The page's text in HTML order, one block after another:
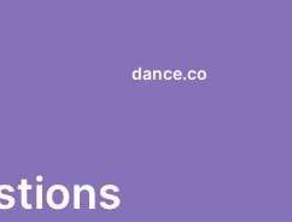
dance.co